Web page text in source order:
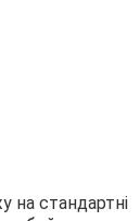
на стандартні